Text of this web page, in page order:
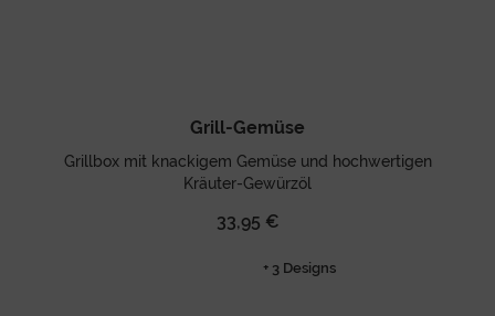
Grill-Gemüse
Grillbox mit knackigem Gemüse und hochwertigen
Kräuter-Gewürzöl
33,95 €
+ 3 Designs